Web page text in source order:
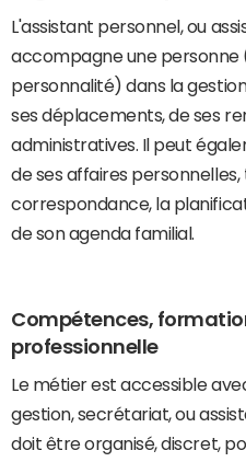
L'assistant personnel, ou
accompagne une personne
personnalité) dans la
ses déplacements, de ses
administratives. Il peut
de ses affaires personnelles,
correspondance, la
de son agenda familial.
Compétences,
professionnelle
Le métier est accessible
gestion, secrétariat, ou
doit être organisé, discret,